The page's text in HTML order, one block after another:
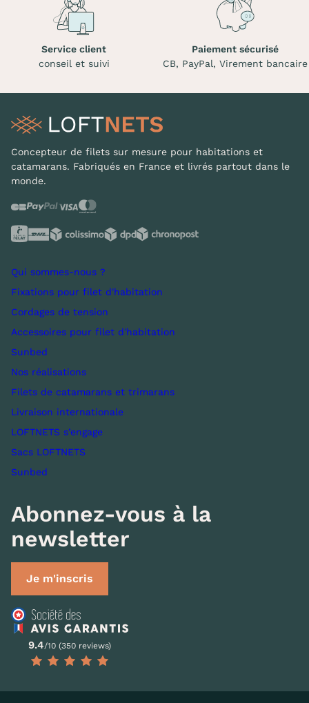
Service client
conseil et suivi
Paiement sécurisé
CB, PayPal, Virement bancaire
Concepteur de filets sur mesure pour habitations et
catamarans. Fabriqués en France et livrés partout dans le
monde.
Qui sommes-nous ?
Fixations pour filet d'habitation
Cordages de tension
Accessoires pour filet d'habitation
Sunbed
Nos réalisations
Filets de catamarans et trimarans
Livraison internationale
LOFTNETS s’engage
Sacs LOFTNETS
Sunbed
Abonnez-vous à la
newsletter
Je m'inscris
9.4/10 (350 reviews)